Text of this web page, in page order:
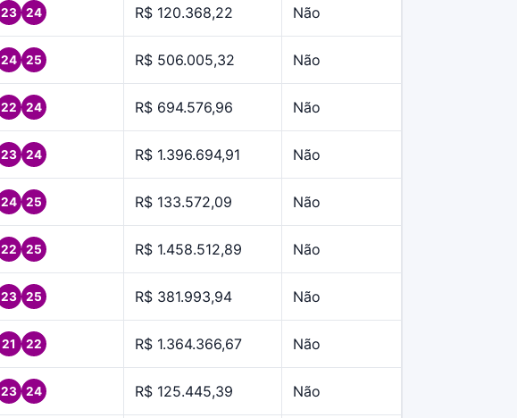
23 24 R$ 120.368,22 Não
24 25 R$ 506.005,32 Não
22 24 R$ 694.576,96 Não
23 24 R$ 1.396.694,91 Não
24 25 R$ 133.572,09 Não
22 25 R$ 1.458.512,89 Não
23 25 R$ 381.993,94 Não
21 22 R$ 1.364.366,67 Não
23 24 R$ 125.445,39 Não